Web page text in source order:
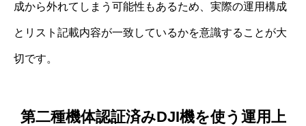
成から外れてしまう可能性もあるため、実際の運用構成
とリスト記載内容が一致しているかを意識することが大
切です。
第二種機体認証済みDJI機を使う運用上